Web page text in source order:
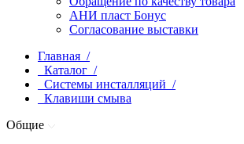
АНИ пласт Бонус
Согласование выставки
Главная /
Каталог /
Системы инсталляций /
Клавиши смыва
Общие